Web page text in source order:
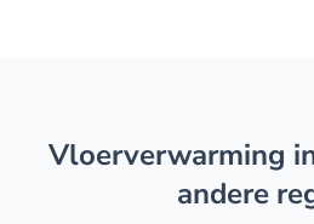
vloerverwarming installateurs in
andere